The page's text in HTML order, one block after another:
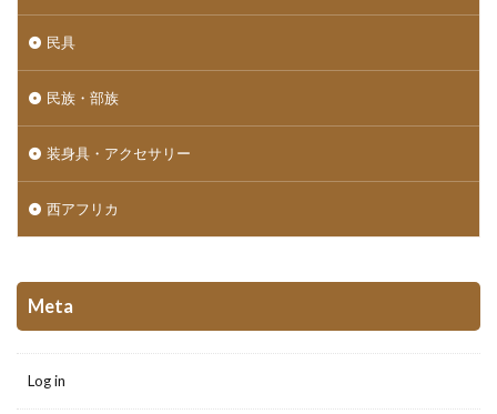
民具
民族・部族
装身具・アクセサリー
西アフリカ
Meta
Log in